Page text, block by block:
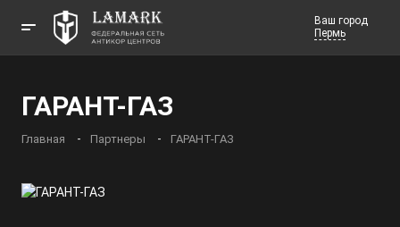
Ваш город
Пермь
ГАРАНТ-ГАЗ
Главная Партнеры ГАРАНТ-ГАЗ
Телефоны